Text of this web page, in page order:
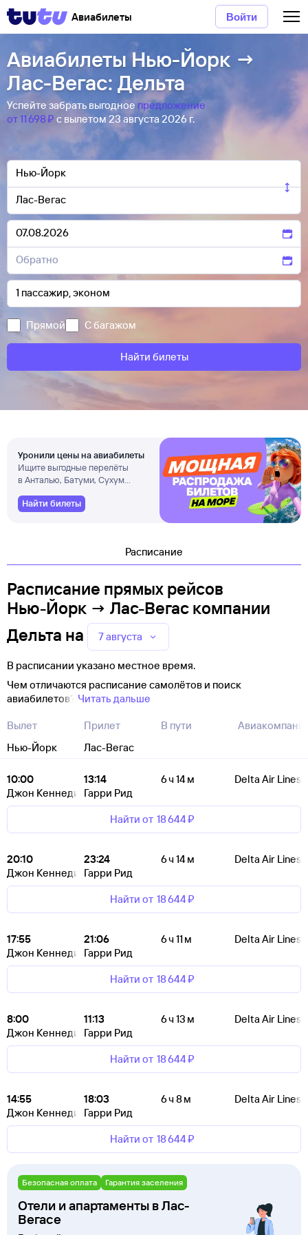
Авиабилеты Войти
Авиабилеты Нью-Йорк →
Лас-Вегас: Дельта
Успейте забрать выгодноепредложение
от 11 ⁠698 ⁠₽ с вылетом 23 августа 2026 г.
Прямой С багажом
Найти билеты
Уронили цены на авиабилеты
Ищите выгодные перелёты
в Анталью, Батуми, Сухум
Найти билеты
Расписание
Расписание прямых рейсов
Нью-Йорк → Лас-Вегас компании
Дельта на 7 августа
В расписании указано местное время.
Чем отличаются расписание самолётов и поиск
авиабилетов? Читать дальше
Вылет
Нью-Йорк
Прилет
Лас-Вегас
В пути
10:00
Джон Кеннеди
13:14
Гарри Рид
6 ч 14 м Delta Air Lines
Найти от 18 ⁠644 ⁠₽
20:10
Джон Кеннеди
23:24
Гарри Рид
6 ч 14 м Delta Air Lines
Найти от 18 ⁠644 ⁠₽
17:55
Джон Кеннеди
21:06
Гарри Рид
6 ч 11 м Delta Air Lines
Найти от 18 ⁠644 ⁠₽
8:00
Джон Кеннеди
11:13
Гарри Рид
6 ч 13 м Delta Air Lines
Найти от 18 ⁠644 ⁠₽
14:55
Джон Кеннеди
18:03
Гарри Рид
6 ч 8 м Delta Air Lines
Найти от 18 ⁠644 ⁠₽
Безопасная оплата Гарантия заселения
Отели и апартаменты в Лас-
Вегасе